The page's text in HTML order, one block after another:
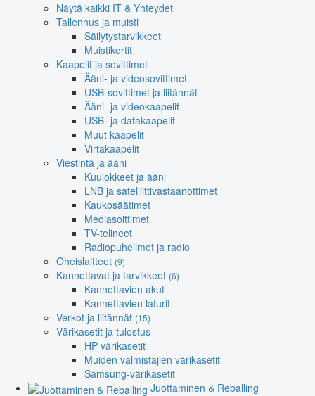
Näytä kaikki IT & Yhteydet
Tallennus ja muisti
Säilytystarvikkeet
Muistikortit
Kaapelit ja sovittimet
Ääni- ja videosovittimet
USB-sovittimet ja liitännät
Ääni- ja videokaapelit
USB- ja datakaapelit
Muut kaapelit
Virtakaapelit
Viestintä ja ääni
Kuulokkeet ja ääni
LNB ja satelliittivastaanottimet
Kaukosäätimet
Mediasoittimet
TV-telineet
Radiopuhelimet ja radio
Oheislaitteet (9)
Kannettavat ja tarvikkeet (6)
Kannettavien akut
Kannettavien laturit
Verkot ja liitännät (15)
Värikasetit ja tulostus
HP-värikasetit
Muiden valmistajien värikasetit
Samsung-värikasetit
Juottaminen & Reballing